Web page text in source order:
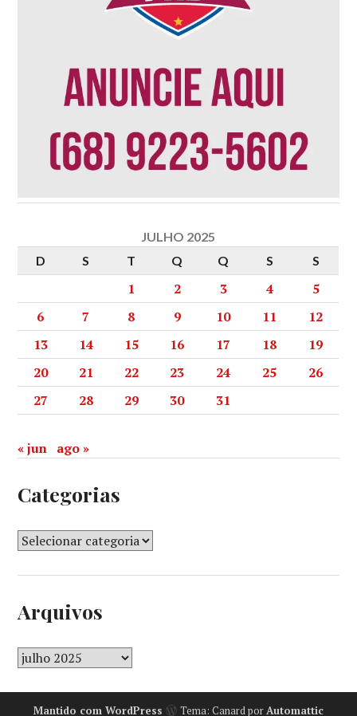
JULHO 2025
D
S T Q Q S S
1 2 3 4
5
6
7 8 9 10 11
12
13
14 15 16 17 18
19
20
21 22 23 24 25
26
27
28 29 30 31
« jun ago »
Categorias
Arquivos
Mantido com WordPress Tema: Canard porAutomattic